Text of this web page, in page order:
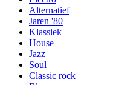
Alternatief
Jaren '80
Klassiek
House
Jazz
Soul
Classic rock